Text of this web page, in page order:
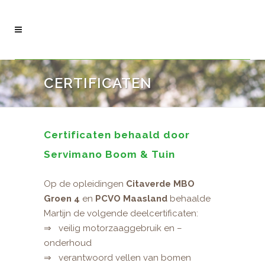
CERTIFICATEN
Certificaten behaald door
Servimano Boom & Tuin
Op de opleidingen Citaverde MBO
Groen 4 en PCVO Maasland behaalde
Martijn de volgende deelcertificaten:
⇒ veilig motorzaaggebruik en –
onderhoud
⇒ verantwoord vellen van bomen